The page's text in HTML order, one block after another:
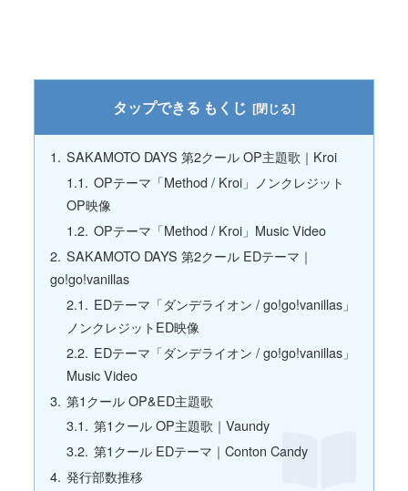
もくじ
SAKAMOTO DAYS 第2クール OP主題歌｜Kroi
OPテーマ「Method / Kroi」ノンクレジット
OP映像
OPテーマ「Method / Kroi」Music Video
SAKAMOTO DAYS 第2クール EDテーマ｜
go!go!vanillas
EDテーマ「ダンデライオン / go!go!vanillas」
ノンクレジットED映像
EDテーマ「ダンデライオン / go!go!vanillas」
Music Video
第1クール OP&ED主題歌
第1クール OP主題歌｜Vaundy
第1クール EDテーマ｜Conton Candy
発行部数推移